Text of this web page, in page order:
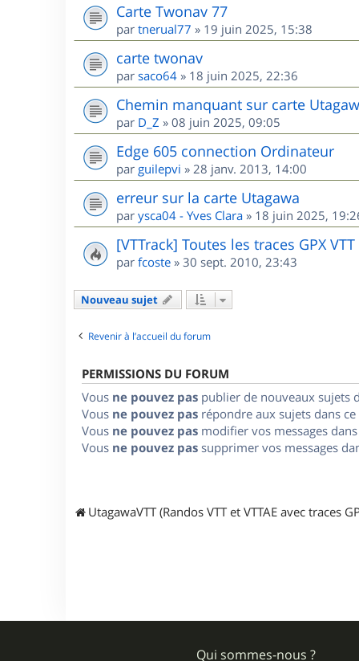
Carte Twonav 77
par tnerual77 » 19 juin 2025, 15:38
carte twonav
par saco64 » 18 juin 2025, 22:36
Chemin manquant sur carte
par D_Z » 08 juin 2025, 09:05
Edge 605 connection Ordinateur
par guilepvi » 28 janv. 2013, 14:00
erreur sur la carte Utagawa
par ysca04 - Yves Clara » 18 juin 2025,
[VTTrack] Toutes les traces GPX
par fcoste » 30 sept. 2010, 23:43
Nouveau sujet
Revenir à l’accueil du forum
PERMISSIONS DU FORUM
Vous ne pouvez pas publier de nouveaux sujets
Vous ne pouvez pas répondre aux sujets dans
Vous ne pouvez pas modifier vos messages
Vous ne pouvez pas supprimer vos messages
UtagawaVTT (Randos VTT et VTTAE avec traces
Qui sommes-nous ?